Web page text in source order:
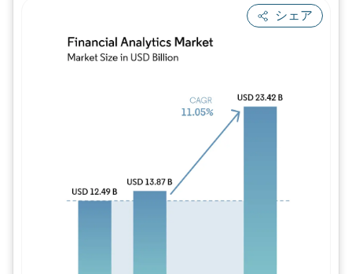
シェア
画像 © Mordor Intelligence。再利用には